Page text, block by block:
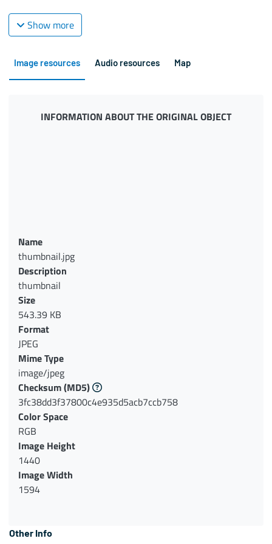
Show more
Image resources Audio resources Map
INFORMATION ABOUT THE ORIGINAL OBJECT
Name
thumbnail.jpg
Description
thumbnail
Size
543.39 KB
Format
JPEG
Mime Type
image/jpeg
Checksum(MD5)
3fc38dd3f37800c4e935d5acb7ccb758
Color Space
RGB
Image Height
1440
Image Width
1594
Other Info